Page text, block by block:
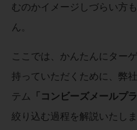
むのかイメージしづらい方
ん。
ここでは、かんたんにター
持っていただくために、弊
テム
「コンビーズメールプラ
絞り込む過程を解説いたしま